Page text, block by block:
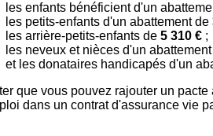
les enfants bénéficient d'un
les petits-enfants d'un abattement de
les arrière-petits-enfants de 5 310 € ;
les neveux et nièces d'un
et les donataires handicapés d'un
que vous pouvez rajouter un
dans un contrat d'assurance vie